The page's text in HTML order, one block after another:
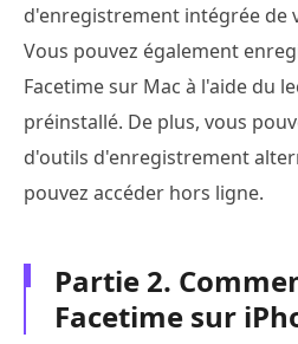
d'enregistrement intégrée de
Vous pouvez également
Facetime sur Mac à l'aide du
préinstallé. De plus, vous
d'outils d'enregistrement
pouvez accéder hors ligne.
Partie 2.
Facetime sur